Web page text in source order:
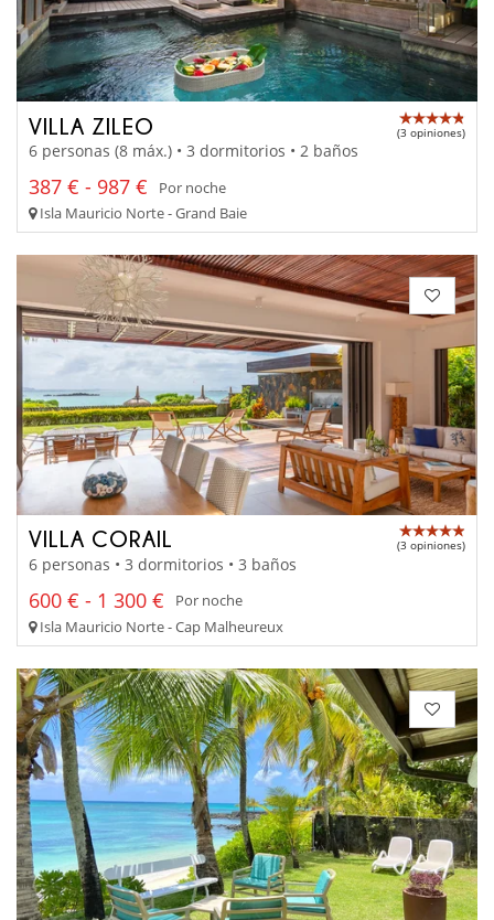
VILLA ZILEO (3 opiniones)
6 personas (8 máx.) • 3 dormitorios • 2 baños
387 € - 987 €
Por noche
Isla Mauricio Norte - Grand Baie
VILLA CORAIL (3 opiniones)
6 personas • 3 dormitorios • 3 baños
600 € - 1 300 €
Por noche
Isla Mauricio Norte - Cap Malheureux